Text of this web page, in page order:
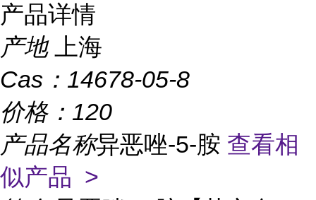
产品详情
产地
上海
Cas： 14678-05-8
价格： 120
产品名称异恶唑-5-胺 查看相
似产品 >